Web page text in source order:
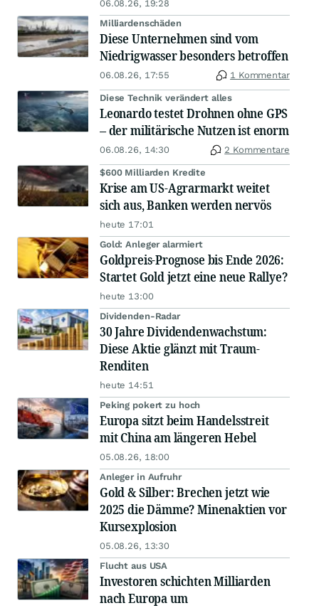
06.08.26, 19:28
Milliardenschäden
Diese Unternehmen sind vom
Niedrigwasser besonders betroffen
06.08.26, 17:55 1 Kommentar
Diese Technik verändert alles
Leonardo testet Drohnen ohne GPS
– der militärische Nutzen ist enorm
06.08.26, 14:30 2 Kommentare
$600 Milliarden Kredite
Krise am US-Agrarmarkt weitet
sich aus, Banken werden nervös
heute 17:01
Gold: Anleger alarmiert
Goldpreis-Prognose bis Ende 2026:
Startet Gold jetzt eine neue Rallye?
heute 13:00
Dividenden-Radar
30 Jahre Dividendenwachstum:
Diese Aktie glänzt mit Traum-
Renditen
heute 14:51
Peking pokert zu hoch
Europa sitzt beim Handelsstreit
mit China am längeren Hebel
05.08.26, 18:00
Anleger in Aufruhr
Gold & Silber: Brechen jetzt wie
2025 die Dämme? Minenaktien vor
Kursexplosion
05.08.26, 13:30
Flucht aus USA
Investoren schichten Milliarden
nach Europa um